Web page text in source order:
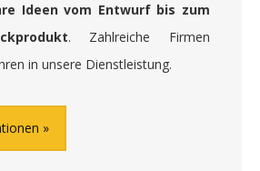
Ideen vom Entwurf bis zum
. Zahlreiche Firmen
in unsere Dienstleistung.